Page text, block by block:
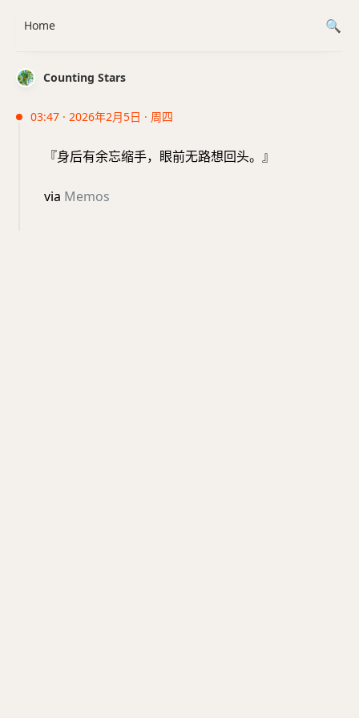
Counting Stars
03:47 · 2026年2月5日 · 周四
『身后有余忘缩手，眼前无路想回头。』
via Memos
Home